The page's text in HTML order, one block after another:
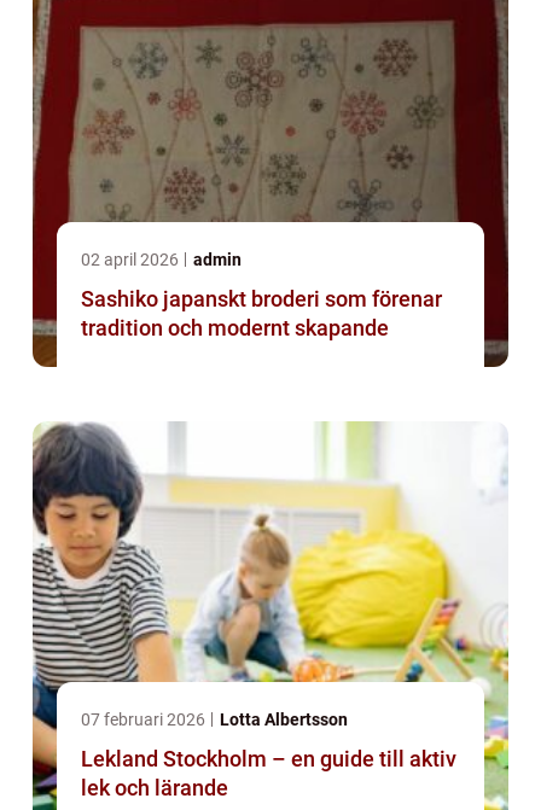
02 april 2026 admin
Sashiko japanskt broderi som förenar
tradition och modernt skapande
07 februari 2026 Lotta Albertsson
Lekland Stockholm – en guide till aktiv
lek och lärande